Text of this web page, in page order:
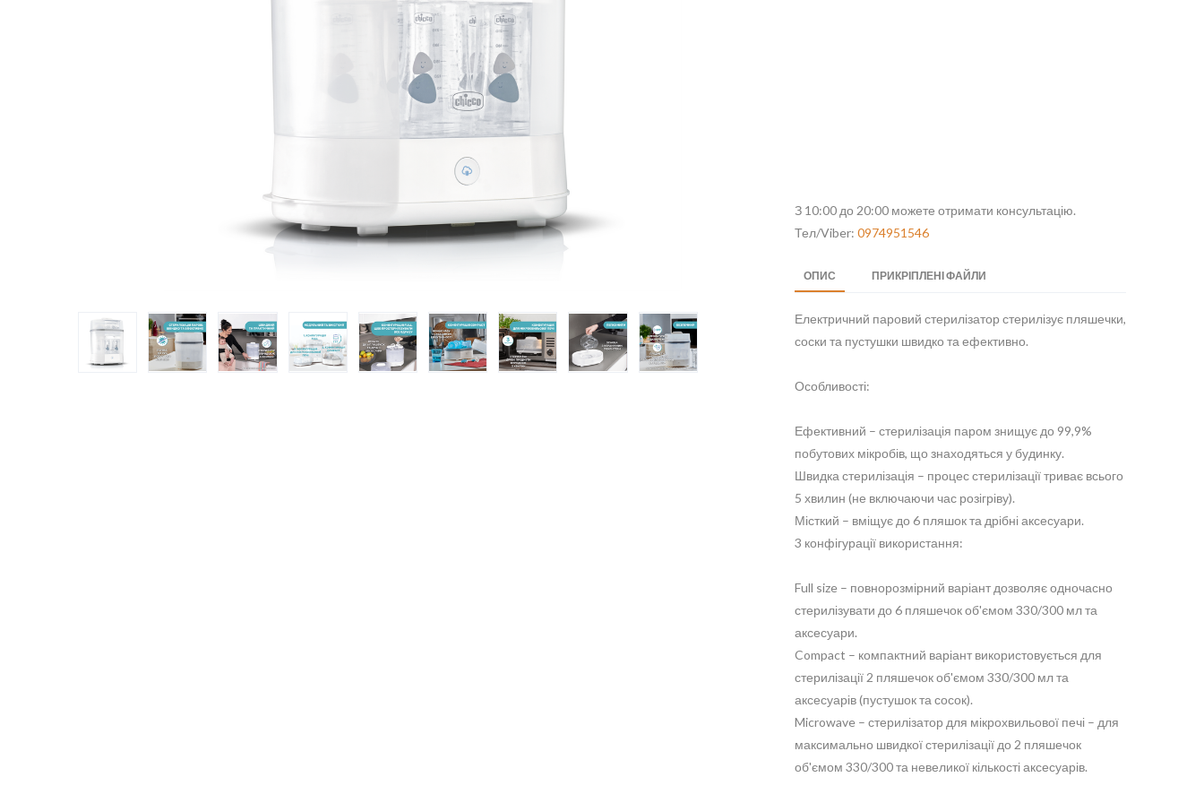
З 10:00 до 20:00 можете отримати консультацію.
Тел/Viber: 0974951546
ОПИС ПРИКРІПЛЕНІ ФАЙЛИ
Електричний паровий стерилізатор стерилізує пляшечки,
соски та пустушки швидко та ефективно.
Особливості:
Ефективний – стерилізація паром знищує до 99,9%
побутових мікробів, що знаходяться у будинку.
Швидка стерилізація – процес стерилізації триває всього
5 хвилин (не включаючи час розігріву).
Місткий – вміщує до 6 пляшок та дрібні аксесуари.
3 конфігурації використання:
Full size – повнорозмірний варіант дозволяє одночасно
стерилізувати до 6 пляшечок об'ємом 330/300 мл та
аксесуари.
Compact – компактний варіант використовується для
стерилізації 2 пляшечок об'ємом 330/300 мл та
аксесуарів (пустушок та сосок).
Microwave – стерилізатор для мікрохвильової печі – для
максимально швидкої стерилізації до 2 пляшечок
об'ємом 330/300 та невеликої кількості аксесуарів.